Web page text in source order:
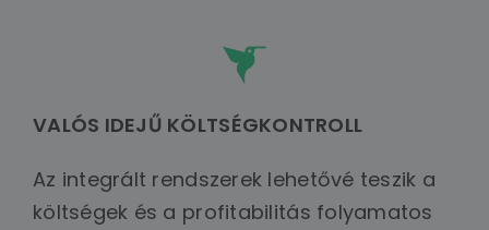
VALÓS IDEJŰ KÖLTSÉGKONTROLL
Az integrált rendszerek lehetővé teszik a
költségek és a profitabilitás folyamatos